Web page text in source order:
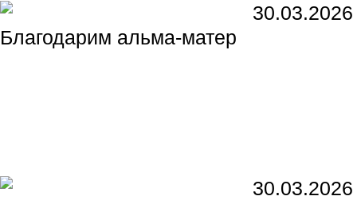
30.03.2026
Благодарим альма-матер
30.03.2026